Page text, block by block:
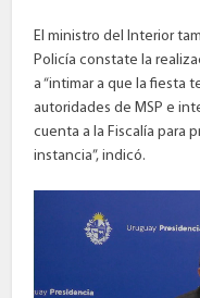
El ministro del Interior
Policía constate la
a “intimar a que la fiesta
autoridades de MSP e
cuenta a la Fiscalía para
instancia”, indicó.